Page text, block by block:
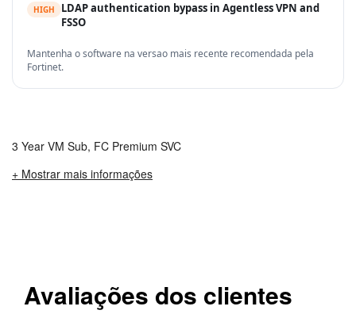
HIGH
LDAP authentication bypass in Agentless VPN and
FSSO
Mantenha o software na versao mais recente recomendada pela
Fortinet.
3 Year VM Sub, FC Premium SVC
+ Mostrar mais informações
Avaliações dos clientes